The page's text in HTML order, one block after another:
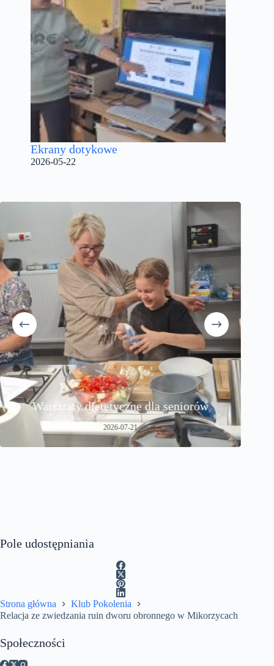
Ekrany dotykowe
2026-05-22
Relacja ze zwiedzania ruin dworu
obronnego w Mikorzycach
2026-07-09
Pole udostępniania
Strona główna
Klub Pokolenia
Relacja ze zwiedzania ruin dworu obronnego w Mikorzycach
Społeczności